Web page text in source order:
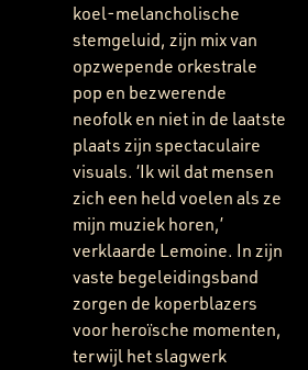
koel-melancholische
stemgeluid, zijn mix van
opzwepende orkestrale
pop en bezwerende
neofolk en niet in de laatste
plaats zijn spectaculaire
visuals. ‘Ik wil dat mensen
zich een held voelen als ze
mijn muziek horen,’
verklaarde Lemoine. In zijn
vaste begeleidingsband
zorgen de koperblazers
voor heroïsche momenten,
terwijl het slagwerk